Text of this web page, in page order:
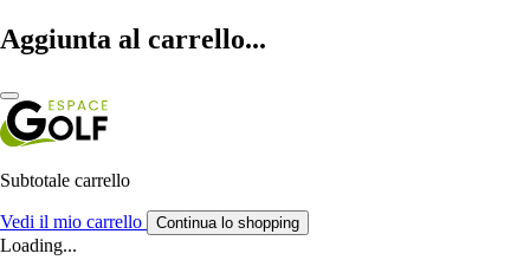
Aggiunta al carrello...
Subtotale carrello
Vedi il mio carrello Continua lo shopping
Loading...